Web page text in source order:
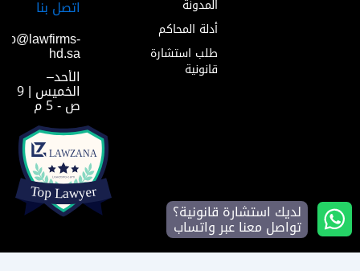
المدونة
أدلة المحاكم
طلب استشارة
قانونية
اتصل بنا
hd.sa
الأحد–
الخميس | 9
ص - 5 م
لديك استشارة قانونية؟
تواصل معنا عبر واتساب